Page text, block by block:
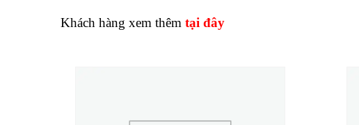
Khách hàng xem thêm tại đây